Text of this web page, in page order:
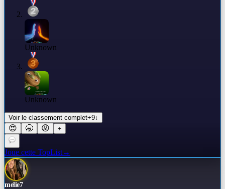
Unknown
Unknown
Voir le classement complet+9↓
😍 🥱 😡 +
Joue cette TopList→
melie7